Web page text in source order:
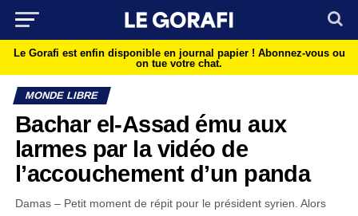
Le Gorafi est enfin disponible en journal papier ! Abonnez-vous ou
on tue votre chat.
MONDE LIBRE
Bachar el-Assad ému aux
larmes par la vidéo de
l’accouchement d’un panda
Damas – Petit moment de répit pour le président syrien. Alors